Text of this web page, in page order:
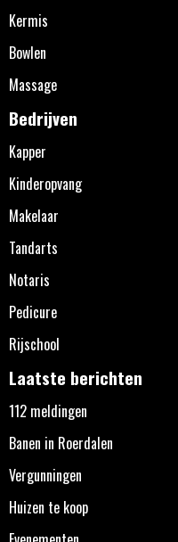
Kermis
Bowlen
Massage
Bedrijven
Kapper
Kinderopvang
Makelaar
Tandarts
Notaris
Pedicure
Rijschool
Laatste berichten
112 meldingen
Banen in Roerdalen
Vergunningen
Huizen te koop